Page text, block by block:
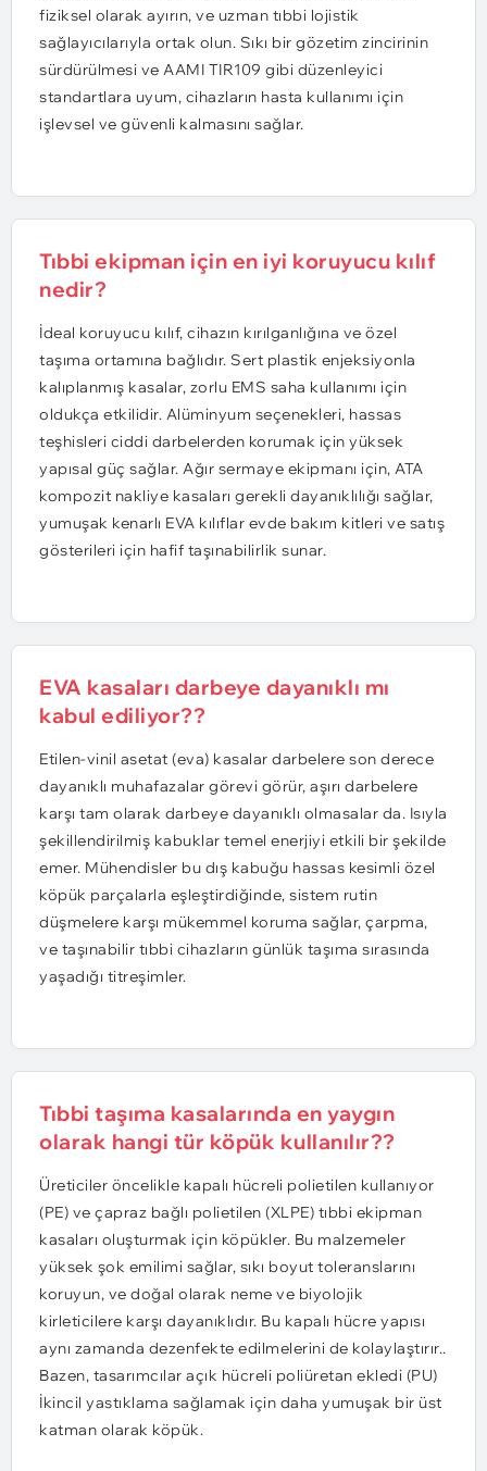
fiziksel olarak ayırın, ve uzman tıbbi lojistik
sağlayıcılarıyla ortak olun. Sıkı bir gözetim zincirinin
sürdürülmesi ve AAMI TIR109 gibi düzenleyici
standartlara uyum, cihazların hasta kullanımı için
işlevsel ve güvenli kalmasını sağlar.
Tıbbi ekipman için en iyi koruyucu kılıf
nedir?
İdeal koruyucu kılıf, cihazın kırılganlığına ve özel
taşıma ortamına bağlıdır. Sert plastik enjeksiyonla
kalıplanmış kasalar, zorlu EMS saha kullanımı için
oldukça etkilidir. Alüminyum seçenekleri, hassas
teşhisleri ciddi darbelerden korumak için yüksek
yapısal güç sağlar. Ağır sermaye ekipmanı için, ATA
kompozit nakliye kasaları gerekli dayanıklılığı sağlar,
yumuşak kenarlı EVA kılıflar evde bakım kitleri ve satış
gösterileri için hafif taşınabilirlik sunar.
EVA kasaları darbeye dayanıklı mı
kabul ediliyor??
Etilen-vinil asetat (eva) kasalar darbelere son derece
dayanıklı muhafazalar görevi görür, aşırı darbelere
karşı tam olarak darbeye dayanıklı olmasalar da. Isıyla
şekillendirilmiş kabuklar temel enerjiyi etkili bir şekilde
emer. Mühendisler bu dış kabuğu hassas kesimli özel
köpük parçalarla eşleştirdiğinde, sistem rutin
düşmelere karşı mükemmel koruma sağlar, çarpma,
ve taşınabilir tıbbi cihazların günlük taşıma sırasında
yaşadığı titreşimler.
Tıbbi taşıma kasalarında en yaygın
olarak hangi tür köpük kullanılır??
Üreticiler öncelikle kapalı hücreli polietilen kullanıyor
(PE) ve çapraz bağlı polietilen (XLPE) tıbbi ekipman
kasaları oluşturmak için köpükler. Bu malzemeler
yüksek şok emilimi sağlar, sıkı boyut toleranslarını
koruyun, ve doğal olarak neme ve biyolojik
kirleticilere karşı dayanıklıdır. Bu kapalı hücre yapısı
aynı zamanda dezenfekte edilmelerini de kolaylaştırır..
Bazen, tasarımcılar açık hücreli poliüretan ekledi (PU)
İkincil yastıklama sağlamak için daha yumuşak bir üst
katman olarak köpük.